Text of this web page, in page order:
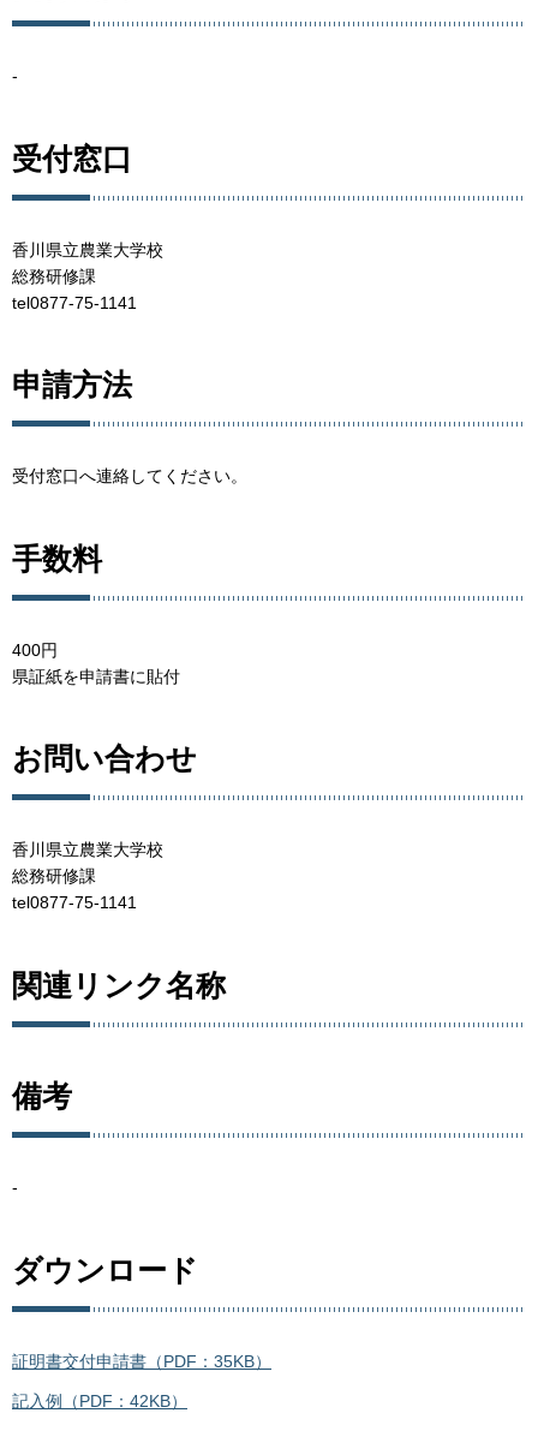
-
受付窓口
香川県立農業大学校
総務研修課
tel0877-75-1141
申請方法
受付窓口へ連絡してください。
手数料
400円
県証紙を申請書に貼付
お問い合わせ
香川県立農業大学校
総務研修課
tel0877-75-1141
関連リンク名称
備考
-
ダウンロード
証明書交付申請書（PDF：35KB）
記入例（PDF：42KB）